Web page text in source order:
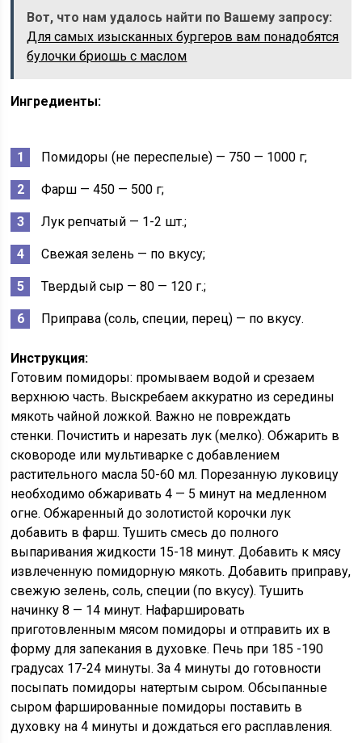
Вот, что нам удалось найти по Вашему запросу:
Для самых изысканных бургеров вам понадобятся
булочки бриошь с маслом
Ингредиенты:
Помидоры (не переспелые) — 750 — 1000 г;
Фарш — 450 — 500 г;
Лук репчатый — 1-2 шт.;
Свежая зелень — по вкусу;
Твердый сыр — 80 — 120 г.;
Приправа (соль, специи, перец) — по вкусу.
Инструкция:
Готовим помидоры: промываем водой и срезаем
верхнюю часть. Выскребаем аккуратно из середины
мякоть чайной ложкой. Важно не повреждать
стенки. Почистить и нарезать лук (мелко). Обжарить в
сковороде или мультиварке с добавлением
растительного масла 50-60 мл. Порезанную луковицу
необходимо обжаривать 4 — 5 минут на медленном
огне. Обжаренный до золотистой корочки лук
добавить в фарш. Тушить смесь до полного
выпаривания жидкости 15-18 минут. Добавить к мясу
извлеченную помидорную мякоть. Добавить приправу,
свежую зелень, соль, специи (по вкусу). Тушить
начинку 8 — 14 минут. Нафаршировать
приготовленным мясом помидоры и отправить их в
форму для запекания в духовке. Печь при 185 -190
градусах 17-24 минуты. За 4 минуты до готовности
посыпать помидоры натертым сыром. Обсыпанные
сыром фаршированные помидоры поставить в
духовку на 4 минуты и дождаться его расплавления.